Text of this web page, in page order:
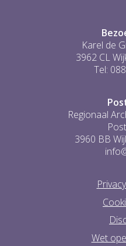
Karel de
3962 CL
Tel:
Regionaal
3960 BB
Wet